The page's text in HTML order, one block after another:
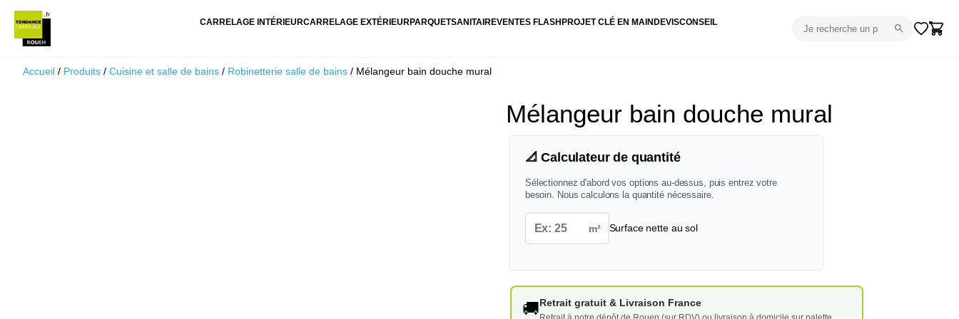
CARRELAGE INTÉRIEURCARRELAGE EXTÉRIEURPARQUETSANITAIREVENTES FLASH PROJET CLÉ EN MAIN DEVISCONSEIL
Accueil / Produits / Cuisine et salle de bains / Robinetterie salle de bains / Mélangeur bain douche mural
Mélangeur bain douche mural
📐 Calculateur de quantité
Sélectionnez d'abord vos options au-dessus, puis entrez votre
besoin. Nous calculons la quantité nécessaire.
m² Surface nette au sol
🚚Retrait gratuit & Livraison France